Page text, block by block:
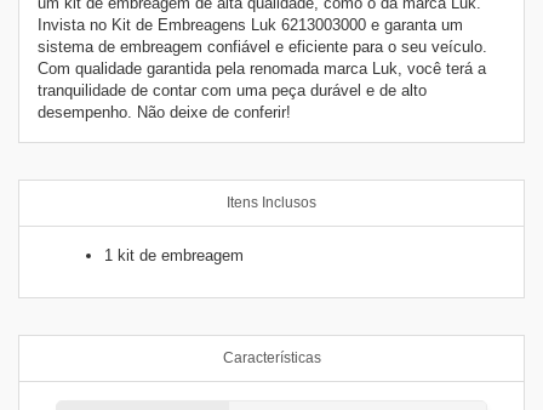
Invista no Kit de Embreagens Luk 6213003000 e garanta um
sistema de embreagem confiável e eficiente para o seu veículo.
Com qualidade garantida pela renomada marca Luk, você terá a
tranquilidade de contar com uma peça durável e de alto
desempenho. Não deixe de conferir!
Itens Inclusos
1 kit de embreagem
Características